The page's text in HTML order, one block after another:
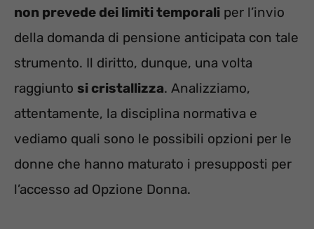
non prevede dei limiti temporali per l’invio
della domanda di pensione anticipata con tale
strumento. Il diritto, dunque, una volta
raggiunto si cristallizza. Analizziamo,
attentamente, la disciplina normativa e
vediamo quali sono le possibili opzioni per le
donne che hanno maturato i presupposti per
l’accesso ad Opzione Donna.